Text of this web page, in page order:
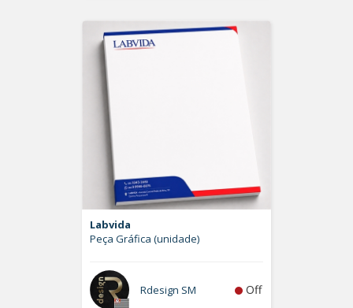
Labvida
Peça Gráfica (unidade)
Rdesign SM Off